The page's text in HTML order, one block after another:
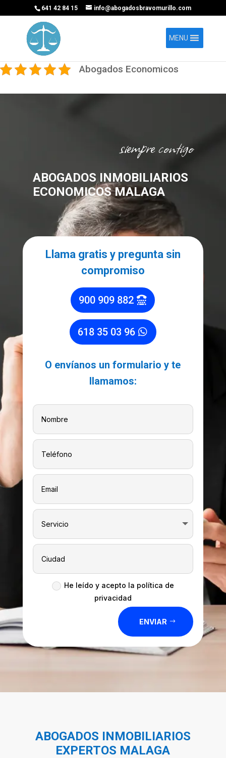
641 42 84 15 info@abogadosbravomurillo.com
MENU
Abogados Economicos
siempre contigo
ABOGADOS INMOBILIARIOS
ECONOMICOS MALAGA
Llama gratis y pregunta sin
compromiso
900 909 882
618 35 03 96
O envíanos un formulario y te
llamamos:
He leído y acepto la política de
privacidad
ENVIAR
ABOGADOS INMOBILIARIOS
EXPERTOS MALAGA